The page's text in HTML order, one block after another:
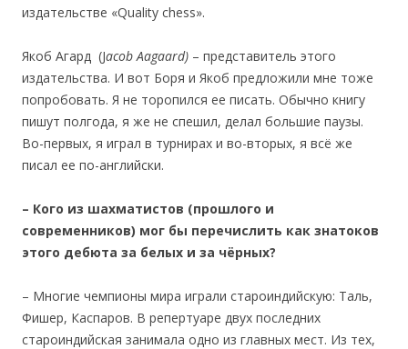
издательстве «Quality chess».
Якоб Агард (Jacob Aagaard) – представитель этого
издательства. И вот Боря и Якоб предложили мне тоже
попробовать. Я не торопился ее писать. Обычно книгу
пишут полгода, я же не спешил, делал большие паузы.
Во-первых, я играл в турнирах и во-вторых, я всё же
писал ее по-английски.
– Кого из шахматистов (прошлого и
современников) мог бы перечислить как знатоков
этого дебюта за белых и за чёрных?
– Многие чемпионы мира играли староиндийскую: Таль,
Фишер, Каспаров. В репертуаре двух последних
староиндийская занимала одно из главных мест. Из тех,